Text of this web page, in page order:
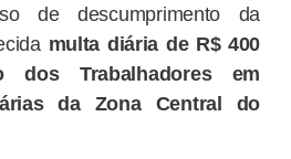
de descumprimento da
multa diária de R$ 400
dos Trabalhadores em
da Zona Central do